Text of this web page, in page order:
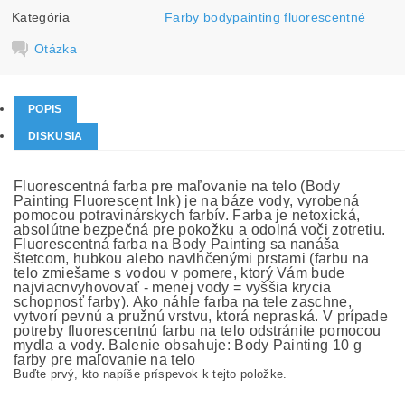
Kategória Farby bodypainting fluorescentné
Otázka
POPIS
DISKUSIA
Fluorescentná farba pre maľovanie na telo (Body
Painting Fluorescent Ink) je na báze vody, vyrobená
pomocou potravinárskych farbív. Farba je netoxická,
absolútne bezpečná pre pokožku a odolná voči zotretiu.
Fluorescentná farba na Body Painting sa nanáša
štetcom, hubkou alebo navlhčenými prstami (farbu na
telo zmiešame s vodou v pomere, ktorý Vám bude
najviacnvyhovovať - menej vody = vyššia krycia
schopnosť farby). Ako náhle farba na tele zaschne,
vytvorí pevnú a pružnú vrstvu, ktorá nepraská. V prípade
potreby fluorescentnú farbu na telo odstránite pomocou
mydla a vody. Balenie obsahuje: Body Painting 10 g
farby pre maľovanie na telo
Buďte prvý, kto napíše príspevok k tejto položke.